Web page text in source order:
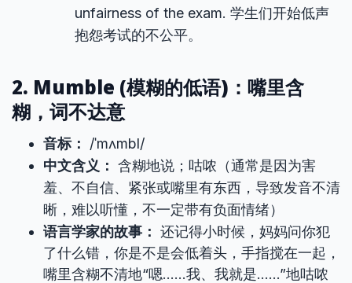
unfairness of the exam. 学生们开始低声
抱怨考试的不公平。
2. Mumble (模糊的低语)：嘴里含
糊，词不达意
音标：
/ˈmʌmbl/
中文含义： 含糊地说；咕哝（通常是因为害
羞、不自信、紧张或嘴里有东西，导致发音不清
晰，难以听懂，不一定带有负面情绪）
语言学家的故事： 还记得小时候，妈妈问你犯
了什么错，你是不是会低着头，手指搅在一起，
嘴里含糊不清地“嗯……我、我就是……”地咕哝